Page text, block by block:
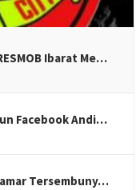
Ibarat Me…
Facebook Andi…
Tersembuny…